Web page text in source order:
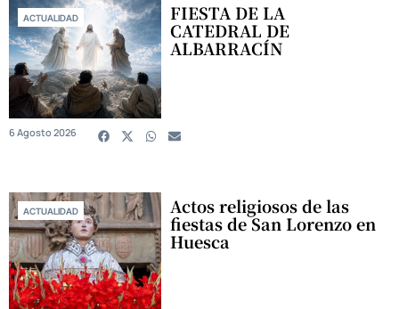
ACTUALIDAD FIESTA DE LA
CATEDRAL DE
ALBARRACÍN
6 Agosto 2026
ACTUALIDAD Actos religiosos de las
fiestas de San Lorenzo en
Huesca